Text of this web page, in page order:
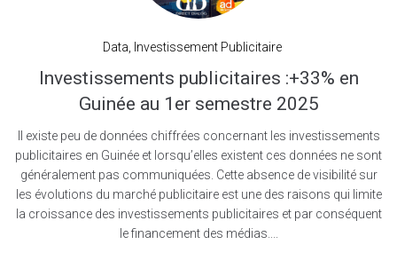
Data Investissement Publicitaire
Investissements publicitaires :+33% en
Guinée au 1er semestre 2025
Il existe peu de données chiffrées concernant les investissements
publicitaires en Guinée et lorsqu’elles existent ces données ne sont
généralement pas communiquées. Cette absence de visibilité sur
les évolutions du marché publicitaire est une des raisons qui limite
la croissance des investissements publicitaires et par conséquent
le financement des médias....